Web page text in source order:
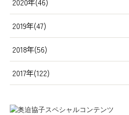
2019年(47)
2018年(56)
2017年(122)